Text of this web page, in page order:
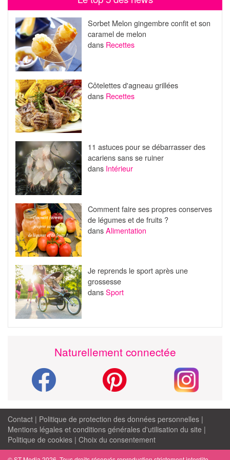
Sorbet Melon gingembre confit et son
caramel de melon
dans Recettes
Côtelettes d'agneau grillées
dans Recettes
11 astuces pour se débarrasser des
acariens sans se ruiner
dans Intérieur
Comment faire ses propres conserves
de légumes et de fruits ?
dansAlimentation
Je reprends le sport après une
grossesse
dansSport
Naturellement connectée
Contact | Politique de protection des données personnelles |
Mentions légales et conditions générales d'utilisation du site |
Politique de cookies | Choix du consentement